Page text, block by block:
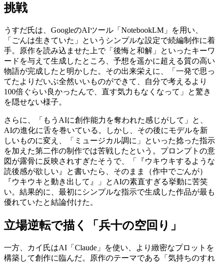
挑戦
うすだ氏は、GoogleのAIツール「NotebookLM」を用い、
「ごんは生きていた」というシンプルな設定で続編制作に着
手。原作を読み込ませた上で「後悔と和解」といったキーワ
ードを与えて生成したところ、予想を遥かに超える質の高い
物語が完成したと明かした。その出来栄えに、「一発で思っ
てたよりだいぶ全然いいものができて、自分で考えるより
100倍ぐらい良かったんで、直す気力もなくなって」と驚き
を隠せない様子。
さらに、「もうAIに創作能力を奪われた感じがして」と、
AIの進化に舌を巻いている。しかし、その後にモデルを新
しいものに変え、「ミュージカル調に」といった捻った指示
を加えた第二作の制作では苦戦したという。プロンプトの意
図が露骨に反映されすぎたそうで、「『ウキウキするような
読後感が欲しい』と書いたら、そのまま（作中でごんが）
『ウキウキと動き出して』」とAIの素直すぎる挙動に苦笑
い。結果的に、最初にシンプルな指示で生成した作品が最も
優れていたと結論付けた。
立場逆転で描く「兵十の空回り」
一方、カイ氏はAI「Claude」を使い、より緻密なプロットを
構築して創作に臨んだ。原作のテーマである「気持ちのすれ